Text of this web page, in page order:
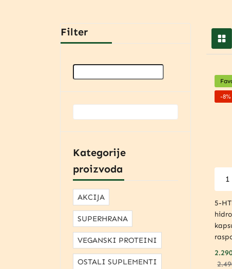
Filter
Kategorije
proizvoda
AKCIJA
SUPERHRANA
VEGANSKI PROTEINI
OSTALI SUPLEMENTI
-8%
5-